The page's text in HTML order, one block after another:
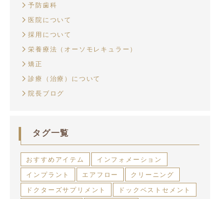
予防歯科
医院について
採用について
栄養療法（オーソモレキュラー）
矯正
診療（治療）について
院長ブログ
タグ一覧
おすすめアイテム
インフォメーション
インプラント
エアフロー
クリーニング
ドクターズサプリメント
ドックベストセメント